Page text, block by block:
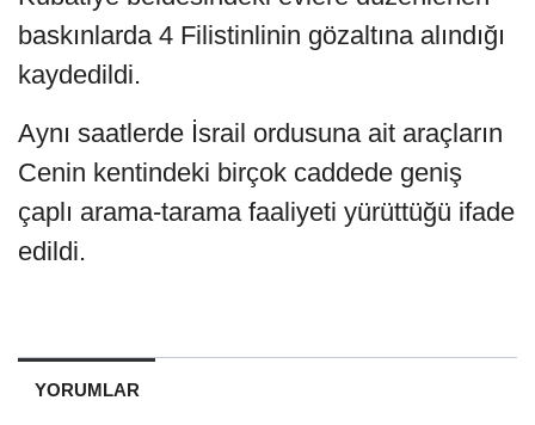
baskınlarda 4 Filistinlinin gözaltına alındığı
kaydedildi.
Aynı saatlerde İsrail ordusuna ait araçların
Cenin kentindeki birçok caddede geniş
çaplı arama-tarama faaliyeti yürüttüğü ifade
edildi.
YORUMLAR